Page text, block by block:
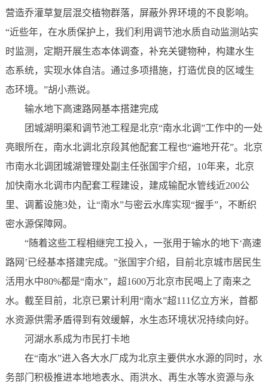
营造乔灌草复层混交植物群落，屏蔽外界环境的不良影响。
“近些年，在水质保护上，我们利用调节池水质自动监测站实
时监测，定期开展生态本体调查，补充关键物种，构建水生
态系统，实现水体自洁。通过多项措施，打造优良的区域生
态环境。”胡小燕说。
输水地下高速路网基本搭建完成
团城湖明渠和调节池工程是北京“南水北调”工作中的一处
亮眼所在，南水北调北京段其他配套工程也“遍地开花”。北京
市南水北调团城湖管理处副主任张国宇介绍，10年来，北京
加快南水北调市内配套工程建设，建成输配水管线近200公
里、调蓄设施3处，让“南水”与密云水库实现“握手”，不断织
密水源保障网。
“随着这些工程相继完工投入，一张用于输水的地下‘高速
路网’已经基本搭建完成。”张国宇介绍，目前北京城市居民生
活用水中80%都是“南水”，超1600万北京市民喝上了南来之
水。截至目前，北京已累计利用“南水”超111亿立方米，首都
水资源供需矛盾得到有效缓解，水生态环境状况持续向好。
河湖水系成为市民打卡地
在“南水”进入各大水厂成为北京主要供水水源的同时，水
务部门积极推进本地地表水、雨洪水、再生水等水资源与永